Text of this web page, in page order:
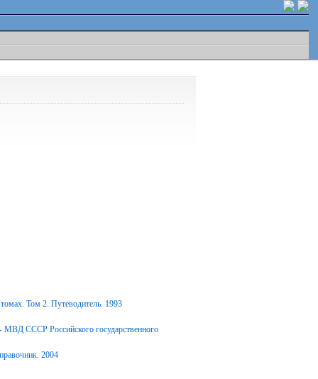
Том 2. Путеводитель. 1993
МВД СССР Российского государственного
2004